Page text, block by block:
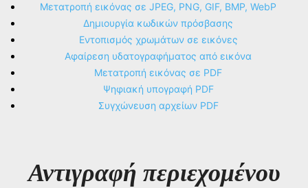
Μετατροπή εικόνας σε JPEG, PNG, GIF, BMP, WebP
Δημιουργία κωδικών πρόσβασης
Εντοπισμός χρωμάτων σε εικόνες
Αφαίρεση υδατογραφήματος από εικόνα
Μετατροπή εικόνας σε PDF
Ψηφιακή υπογραφή PDF
Συγχώνευση αρχείων PDF
Αντιγραφή περιεχομένου